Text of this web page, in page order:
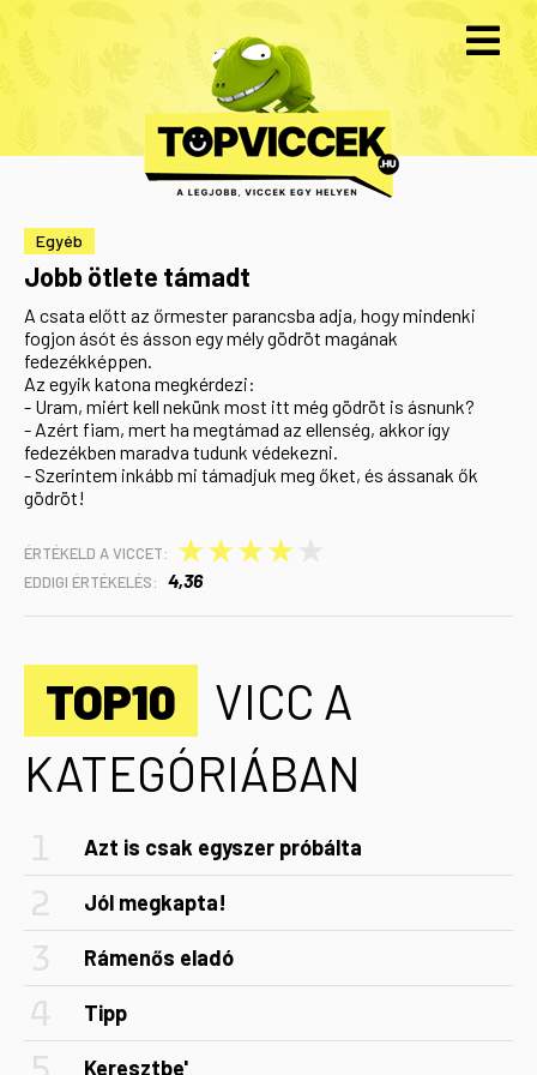
Egyéb
Jobb ötlete támadt
A csata előtt az őrmester parancsba adja, hogy mindenki
fogjon ásót és ásson egy mély gödröt magának
fedezékképpen.
Az egyik katona megkérdezi:
- Uram, miért kell nekünk most itt még gödröt is ásnunk?
- Azért fiam, mert ha megtámad az ellenség, akkor így
fedezékben maradva tudunk védekezni.
- Szerintem inkább mi támadjuk meg őket, és ássanak ők
gödröt!
ÉRTÉKELD A VICCET: ★
★
★
★
EDDIGI ÉRTÉKELÉS: 4,36
TOP10
VICC A
KATEGÓRIÁBAN
Azt is csak egyszer próbálta
Jól megkapta!
Rámenős eladó
Tipp
Keresztbe'